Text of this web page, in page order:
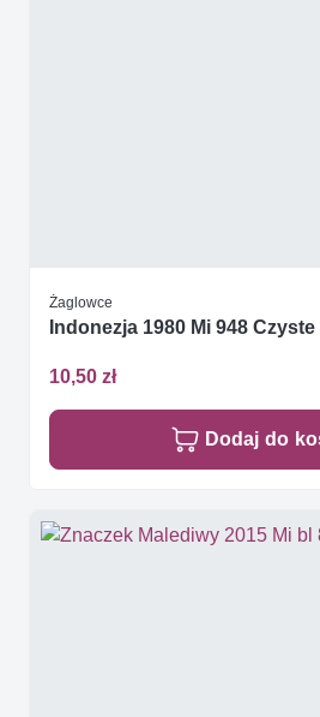
Żaglowce
Indonezja 1980 Mi 948 Czyste
10,50 zł
Dodaj do